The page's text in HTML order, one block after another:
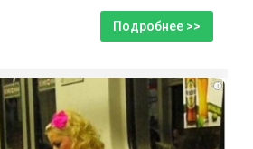
Подробнее >>
i